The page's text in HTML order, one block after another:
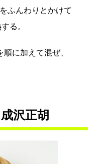
ふんわりとかけて
る。
に加えて混ぜ、
沢正胡